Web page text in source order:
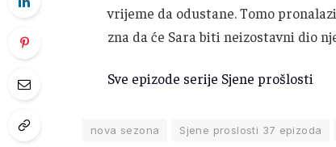
vrijeme da odustane. Tomo
zna da će Sara biti neizostavni dio
Sve epizode serije Sjene prošlosti
nova sezona Sjene proslosti 37 epizoda